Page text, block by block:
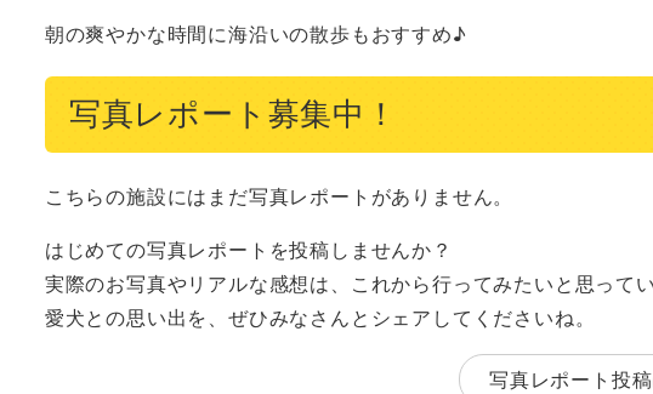
朝の爽やかな時間に海沿いの散歩もおすすめ♪
写真レポート募集中！
こちらの施設にはまだ写真レポートがありません。
はじめての写真レポートを投稿しませんか？
実際のお写真やリアルな感想は、これから行ってみたいと思って
愛犬との思い出を、ぜひみなさんとシェアしてくださいね。
写真レポート投